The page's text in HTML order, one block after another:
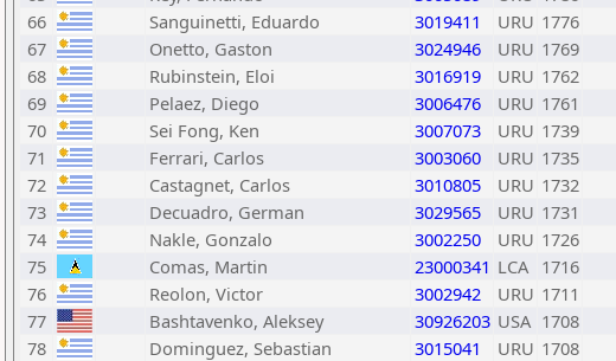
66
Sanguinetti, Eduardo 3019411 URU 1776
67
Onetto, Gaston 3024946 URU 1769
68
Rubinstein, Eloi 3016919 URU 1762
69
Pelaez, Diego 3006476 URU 1761
70
Sei Fong, Ken 3007073 URU 1739
71
Ferrari, Carlos 3003060 URU 1735
72
Castagnet, Carlos 3010805 URU 1732
73
Decuadro, German 3029565 URU 1731
74
Nakle, Gonzalo 3002250 URU 1726
75
Comas, Martin 23000341 LCA 1716
76
Reolon, Victor 3002942 URU 1711
77
Bashtavenko, Aleksey 30926203 USA 1708
78
Dominguez, Sebastian 3015041 URU 1708